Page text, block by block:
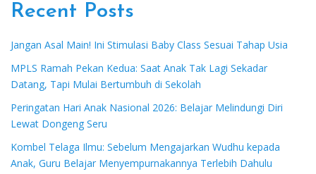
Recent Posts
Jangan Asal Main! Ini Stimulasi Baby Class Sesuai Tahap Usia
MPLS Ramah Pekan Kedua: Saat Anak Tak Lagi Sekadar
Datang, Tapi Mulai Bertumbuh di Sekolah
Peringatan Hari Anak Nasional 2026: Belajar Melindungi Diri
Lewat Dongeng Seru
Kombel Telaga Ilmu: Sebelum Mengajarkan Wudhu kepada
Anak, Guru Belajar Menyempurnakannya Terlebih Dahulu